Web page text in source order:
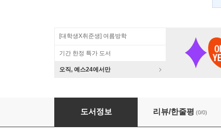
[대학생X취준생] 여름방학
기간 한정 특가 도서
오직, 예스24에서만
인간적인 창의성
도서정보 리뷰/한줄평 (0/0)